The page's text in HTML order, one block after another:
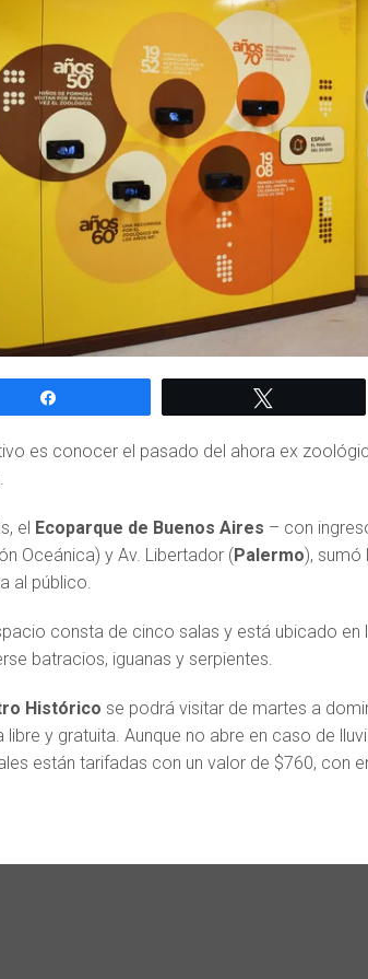
es conocer el pasado del ahora ex
el Ecoparque de Buenos Aires – con
Oceánica) y Av. Libertador (Palermo), sumó
al público.
consta de cinco salas y está ubicado en
batracios, iguanas y serpientes.
Histórico se podrá visitar de martes a
libre y gratuita. Aunque no abre en caso de
están tarifadas con un valor de $760, con